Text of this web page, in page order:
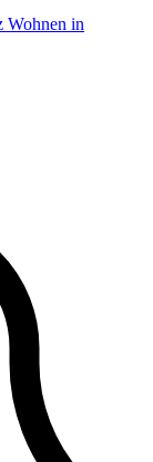
Wohnen in